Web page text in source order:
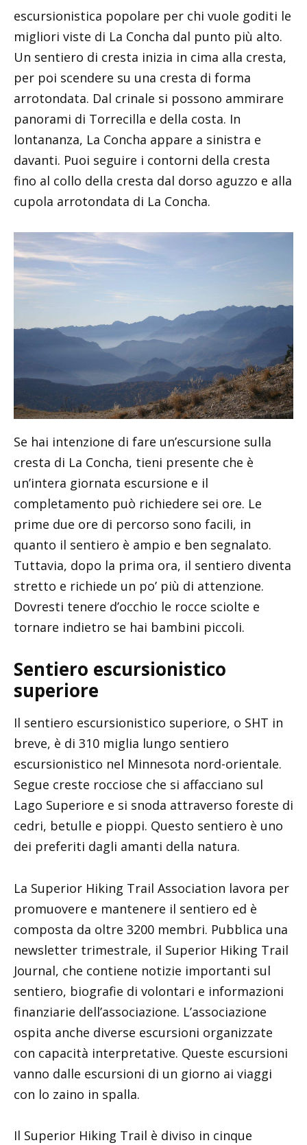
escursionistica popolare per chi vuole goditi le
migliori viste di La Concha dal punto più alto.
Un sentiero di cresta inizia in cima alla cresta,
per poi scendere su una cresta di forma
arrotondata. Dal crinale si possono ammirare
panorami di Torrecilla e della costa. In
lontananza, La Concha appare a sinistra e
davanti. Puoi seguire i contorni della cresta
fino al collo della cresta dal dorso aguzzo e alla
cupola arrotondata di La Concha.
Se hai intenzione di fare un’escursione sulla
cresta di La Concha, tieni presente che è
un’intera giornata escursione e il
completamento può richiedere sei ore. Le
prime due ore di percorso sono facili, in
quanto il sentiero è ampio e ben segnalato.
Tuttavia, dopo la prima ora, il sentiero diventa
stretto e richiede un po’ più di attenzione.
Dovresti tenere d’occhio le rocce sciolte e
tornare indietro se hai bambini piccoli.
Sentiero escursionistico
superiore
Il sentiero escursionistico superiore, o SHT in
breve, è di 310 miglia lungo sentiero
escursionistico nel Minnesota nord-orientale.
Segue creste rocciose che si affacciano sul
Lago Superiore e si snoda attraverso foreste di
cedri, betulle e pioppi. Questo sentiero è uno
dei preferiti dagli amanti della natura.
La Superior Hiking Trail Association lavora per
promuovere e mantenere il sentiero ed è
composta da oltre 3200 membri. Pubblica una
newsletter trimestrale, il Superior Hiking Trail
Journal, che contiene notizie importanti sul
sentiero, biografie di volontari e informazioni
finanziarie dell’associazione. L’associazione
ospita anche diverse escursioni organizzate
con capacità interpretative. Queste escursioni
vanno dalle escursioni di un giorno ai viaggi
con lo zaino in spalla.
Il Superior Hiking Trail è diviso in cinque